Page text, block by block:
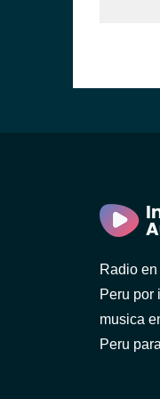
Radio
Peru por
musica
Peru